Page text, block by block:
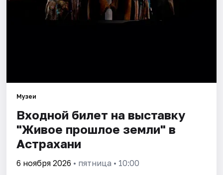
Музеи
Входной билет на выставку
"Живое прошлое земли" в
Астрахани
6 ноября 2026 • пятница • 10:00